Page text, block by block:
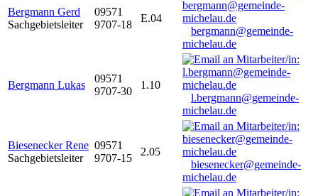
Bergmann Gerd
Sachgebietsleiter
09571
9707-18
E.04
bergmann@gemeinde-
michelau.de
Bergmann Lukas
09571
9707-30
1.10
l.bergmann@gemeinde-
michelau.de
Biesenecker Rene
Sachgebietsleiter
09571
9707-15
2.05
biesenecker@gemeinde-
michelau.de